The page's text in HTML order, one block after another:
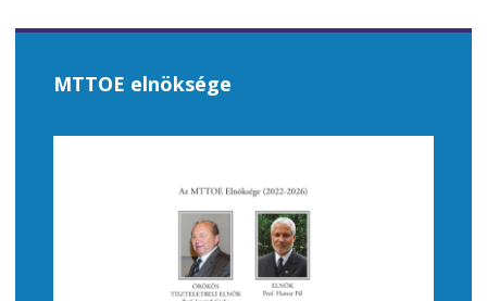
MTTOE elnöksége